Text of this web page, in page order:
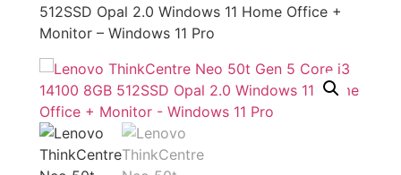
512SSD Opal 2.0 Windows 11 Home Office +
Monitor – Windows 11 Pro